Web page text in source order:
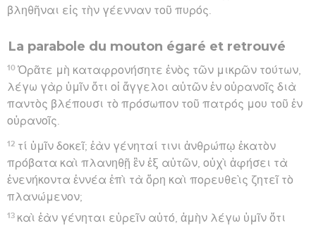
βληθῆναι εἰς τὴν γέενναν τοῦ πυρός.
La parabole du mouton égaré et retrouvé
10 Ὁρᾶτε μὴ καταφρονήσητε ἑνὸς τῶν μικρῶν τούτων,
λέγω γὰρ ὑμῖν ὅτι οἱ ἄγγελοι αὐτῶν ἐν οὐρανοῖς διὰ
παντὸς βλέπουσι τὸ πρόσωπον τοῦ πατρός μου τοῦ ἐν
οὐρανοῖς.
12 τί ὑμῖν δοκεῖ; ἐὰν γένηταί τινι ἀνθρώπῳ ἑκατὸν
πρόβατα καὶ πλανηθῇ ἓν ἐξ αὐτῶν, οὐχὶ ἀφήσει τὰ
ἐνενήκοντα ἐννέα ἐπὶ τὰ ὄρη καὶ πορευθεὶς ζητεῖ τὸ
πλανώμενον;
13 καὶ ἐὰν γένηται εὑρεῖν αὐτό, ἀμὴν λέγω ὑμῖν ὅτι